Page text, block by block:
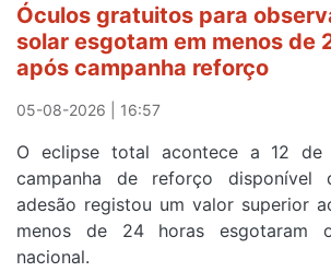
a
meta
em
Sintra
primeira
etapa
da
87ª
Volta
Óculos gratuitos para
solar esgotam em menos de
após campanha reforço
05-08-2026 | 16:57
O eclipse total acontece a 12 de
campanha de reforço disponível
adesão registou um valor superior
menos de 24 horas esgotaram
nacional.